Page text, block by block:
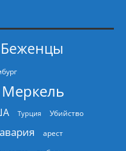
Беженцы
Меркель
Турция Убийство
авария арест